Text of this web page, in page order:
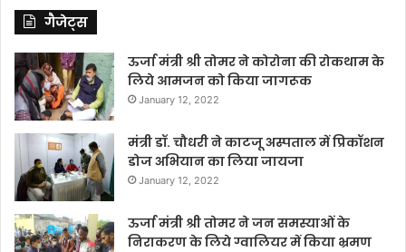
गैजेट्स
ऊर्जा मंत्री श्री तोमर ने कोरोना की रोकथाम के
लिये आमजन को किया जागरूक
January 12, 2022
मंत्री डॉ. चौधरी ने काटजू अस्पताल में प्रिकॉशन
डोज अभियान का लिया जायजा
January 12, 2022
ऊर्जा मंत्री श्री तोमर ने जन समस्याओं के
निराकरण के लिये ग्वालियर में किया भ्रमण